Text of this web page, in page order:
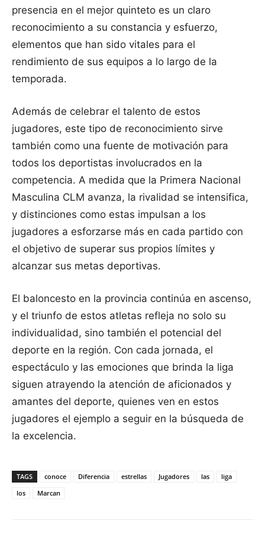
presencia en el mejor quinteto es un claro
reconocimiento a su constancia y esfuerzo,
elementos que han sido vitales para el
rendimiento de sus equipos a lo largo de la
temporada.
Además de celebrar el talento de estos
jugadores, este tipo de reconocimiento sirve
también como una fuente de motivación para
todos los deportistas involucrados en la
competencia. A medida que la Primera Nacional
Masculina CLM avanza, la rivalidad se intensifica,
y distinciones como estas impulsan a los
jugadores a esforzarse más en cada partido con
el objetivo de superar sus propios límites y
alcanzar sus metas deportivas.
El baloncesto en la provincia continúa en ascenso,
y el triunfo de estos atletas refleja no solo su
individualidad, sino también el potencial del
deporte en la región. Con cada jornada, el
espectáculo y las emociones que brinda la liga
siguen atrayendo la atención de aficionados y
amantes del deporte, quienes ven en estos
jugadores el ejemplo a seguir en la búsqueda de
la excelencia.
TAGS conoce Diferencia estrellas Jugadores las
liga
los
Marcan